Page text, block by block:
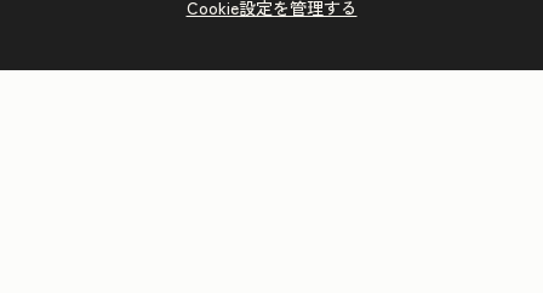
Cookie設定を管理する